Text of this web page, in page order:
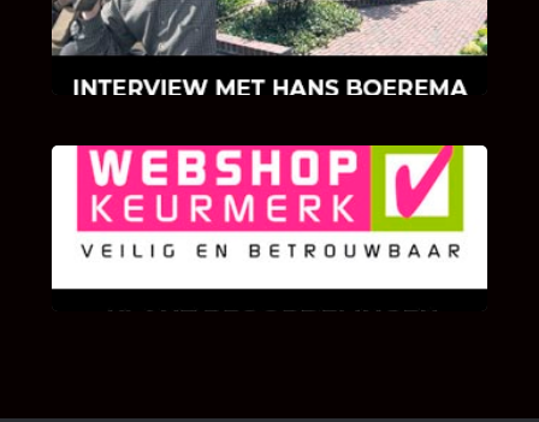
Hans Boerema motiveert in de wereld van
klinkers en tegels!
KLANT BEOORDELINGEN
We zijn er zeer op gesteld om te weten wat u
als klant van ons en onze diensten vindt.